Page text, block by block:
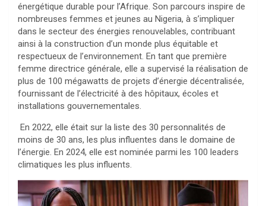
énergétique durable pour l’Afrique. Son parcours inspire de
nombreuses femmes et jeunes au Nigeria, à s’impliquer
dans le secteur des énergies renouvelables, contribuant
ainsi à la construction d’un monde plus équitable et
respectueux de l’environnement. En tant que première
femme directrice générale, elle a supervisé la réalisation de
plus de 100 mégawatts de projets d’énergie décentralisée,
fournissant de l’électricité à des hôpitaux, écoles et
installations gouvernementales.
En 2022, elle était sur la liste des 30 personnalités de
moins de 30 ans, les plus influentes dans le domaine de
l’énergie. En 2024, elle est nominée parmi les 100 leaders
climatiques les plus influents.